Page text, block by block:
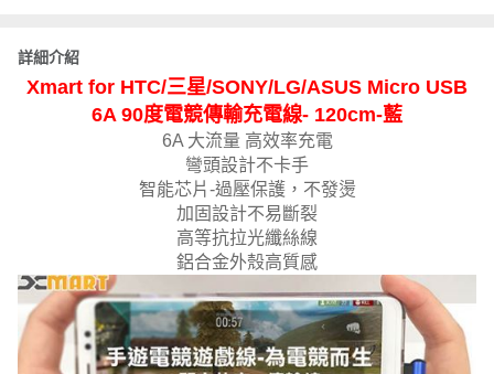
詳細介紹
Xmart for HTC/三星/SONY/LG/ASUS Micro USB
6A 90度電競傳輸充電線- 120cm-藍
6A 大流量 高效率充電
彎頭設計不卡手
智能芯片-過壓保護，不發燙
加固設計不易斷裂
高等抗拉光纖絲線
鋁合金外殼高質感